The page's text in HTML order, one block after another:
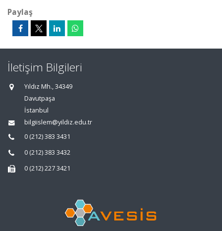
Paylaş
İletişim Bilgileri
Yıldız Mh., 34349
Davutpaşa
İstanbul
bilgiislem@yildiz.edu.tr
0 (212) 383 3431
0 (212) 383 3432
0 (212) 227 3421